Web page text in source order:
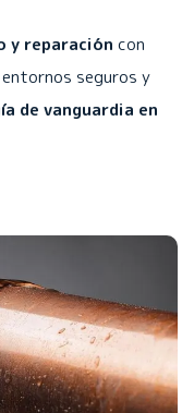
y reparación con
seguros y
de vanguardia en